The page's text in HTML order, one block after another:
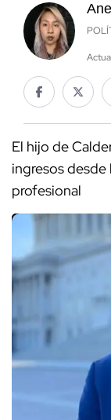
El hijo de
ingresos desde
profesional